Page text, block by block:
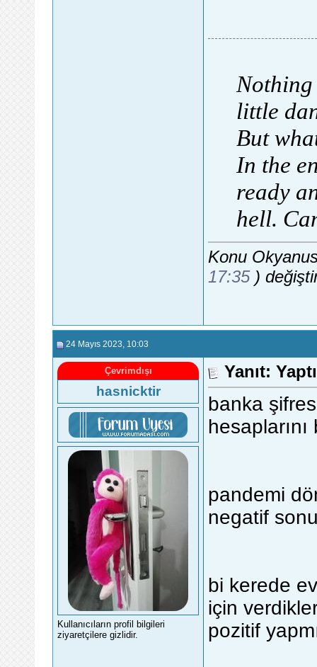
Nothing
little
But
In the
ready
hell.
Konu
17:35)
24 Mayıs 2023 , 10:03
Çevrimdışı
hasnicktir
Kullanıcıların profil bilgileri
ziyaretçilere gizlidir.
Yanıt:
banka
hesaplarını
pandemi
negatif
bi kerede
için
pozitif